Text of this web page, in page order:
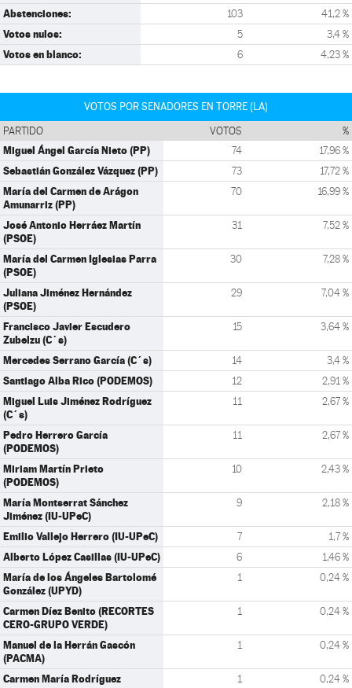
Abstenciones: 103 41,2 %
Votos nulos: 5 3,4 %
Votos en blanco: 6 4,23 %
VOTOS POR SENADORES EN TORRE (LA)
PARTIDO VOTOS %
Miguel Ángel García Nieto (PP) 74 17,96 %
Sebastián González Vázquez (PP) 73 17,72 %
María del Carmen de Arágon
Amunarriz (PP)
70 16,99 %
José Antonio Herráez Martín
(PSOE)
31 7,52 %
María del Carmen Iglesias Parra
(PSOE)
30 7,28 %
Juliana Jiménez Hernández
(PSOE)
29 7,04 %
Francisco Javier Escudero
Zubelzu (C´s)
15 3,64 %
Mercedes Serrano García (C´s) 14 3,4 %
Santiago Alba Rico (PODEMOS) 12 2,91 %
Miguel Luis Jiménez Rodríguez
(C´s)
11 2,67 %
Pedro Herrero García
(PODEMOS)
11 2,67 %
Miriam Martín Prieto
(PODEMOS)
10 2,43 %
María Montserrat Sánchez
Jiménez (IU-UPeC)
9 2,18 %
Emilio Vallejo Herrero (IU-UPeC) 7 1,7 %
Alberto López Casillas (IU-UPeC) 6 1,46 %
María de los Ángeles Bartolomé
González (UPYD)
1 0,24 %
Carmen Díez Benito (RECORTES
CERO-GRUPO VERDE)
1 0,24 %
Manuel de la Herrán Gascón
(PACMA)
1 0,24 %
Carmen María Rodríguez
1 0,24 %